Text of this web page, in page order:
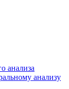
анализа
анализу